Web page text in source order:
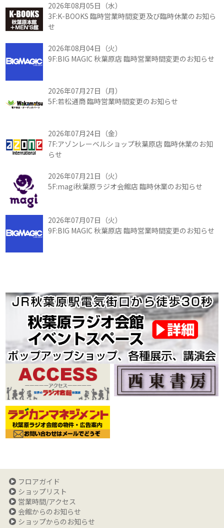
2026年08月05日（水）
3F:K-BOOKS 臨時営業時間変更及び臨時休業のお知ら
せ
2026年08月04日（火）
9F:BIG MAGIC 秋葉原店 臨時営業時間変更のお知らせ
2026年07月27日（月）
5F:若松通商 臨時営業時間変更のお知らせ
2026年07月24日（金）
7F:アゾンレーベルショップ秋葉原店 臨時休業のお知
らせ
2026年07月21日（火）
5F:magi秋葉原ラジオ会館店 臨時休業のお知らせ
2026年07月07日（火）
9F:BIG MAGIC 秋葉原店 臨時営業時間変更のお知らせ
フロアガイド
ショップリスト
営業時間/アクセス
会館からのお知らせ
ショップからのお知らせ